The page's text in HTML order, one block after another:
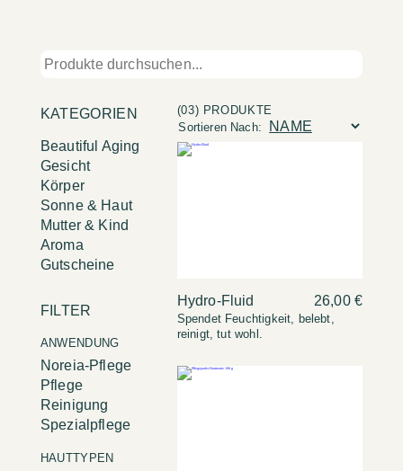
KATEGORIEN
Beautiful Aging
Gesicht
Körper
Sonne & Haut
Mutter & Kind
Aroma
Gutscheine
FILTER
ANWENDUNG
Noreia-Pflege
Pflege
Reinigung
Spezialpflege
HAUTTYPEN
(03) PRODUKTE
Sortieren Nach:
Hydro-Fluid 26,00 €
Spendet Feuchtigkeit, belebt,
reinigt, tut wohl.